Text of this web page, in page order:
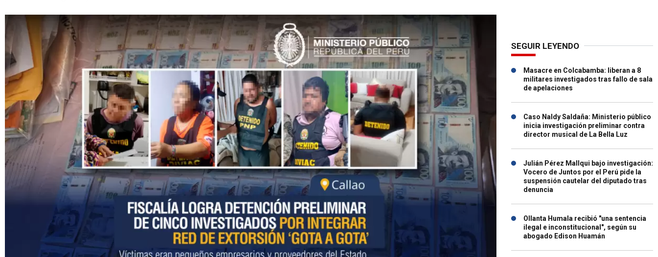
SEGUIR LEYENDO
Masacre en Colcabamba: liberan a 8
militares investigados tras fallo de sala
de apelaciones
Caso Naldy Saldaña: Ministerio público
inicia investigación preliminar contra
director musical de La Bella Luz
Julián Pérez Mallqui bajo investigación:
Vocero de Juntos por el Perú pide la
suspensión cautelar del diputado tras
denuncia
Ollanta Humala recibió "una sentencia
ilegal e inconstitucional", según su
abogado Edison Huamán